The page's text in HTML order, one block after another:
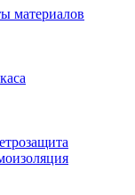
материалов